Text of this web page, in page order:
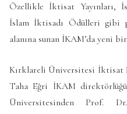
Özellikle İktisat Yayınları,
İslam İktisadı Ödülleri gibi
alanına sunan İKAM’da yeni
Kırklareli Üniversitesi İktisat
Taha Eğri İKAM
Üniversitesinden Prof.